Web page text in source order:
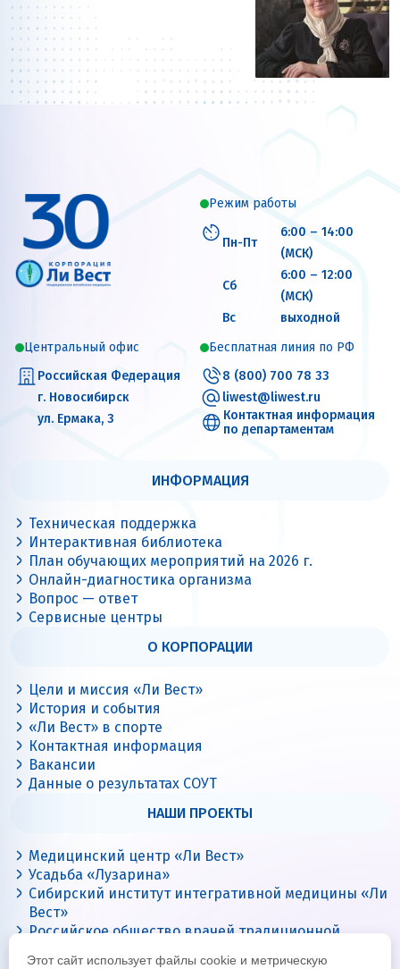
Режим работы
Пн-Пт
6:00 – 14:00
(МСК)
Сб
6:00 – 12:00
(МСК)
Вс
выходной
Центральный офис
Российская Федерация
г. Новосибирск
ул. Ермака, 3
Бесплатная линия по РФ
8 (800) 700 78 33
liwest@liwest.ru
Контактная информация
по департаментам
ИНФОРМАЦИЯ
Техническая поддержка
Интерактивная библиотека
План обучающих мероприятий на 2026 г.
Онлайн-диагностика организма
Вопрос — ответ
Сервисные центры
О КОРПОРАЦИИ
Цели и миссия «Ли Вест»
История и события
«Ли Вест» в спорте
Контактная информация
Вакансии
Данные о результатах СОУТ
НАШИ ПРОЕКТЫ
Медицинский центр «Ли Вест»
Усадьба «Лузарина»
Сибирский институт интегративной медицины «Ли
Вест»
Российское общество врачей традиционной
Этот сайт использует файлы cookie и метрическую